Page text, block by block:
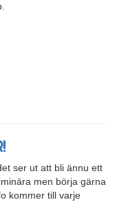
ser ut att bli ännu ett
men börja gärna
kommer till varje